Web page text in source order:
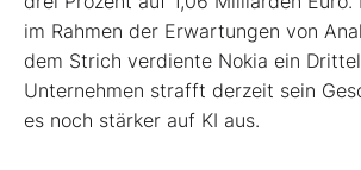
im Rahmen der Erwartungen von
dem Strich verdiente Nokia ein
Unternehmen strafft derzeit sein
es noch stärker auf KI aus.